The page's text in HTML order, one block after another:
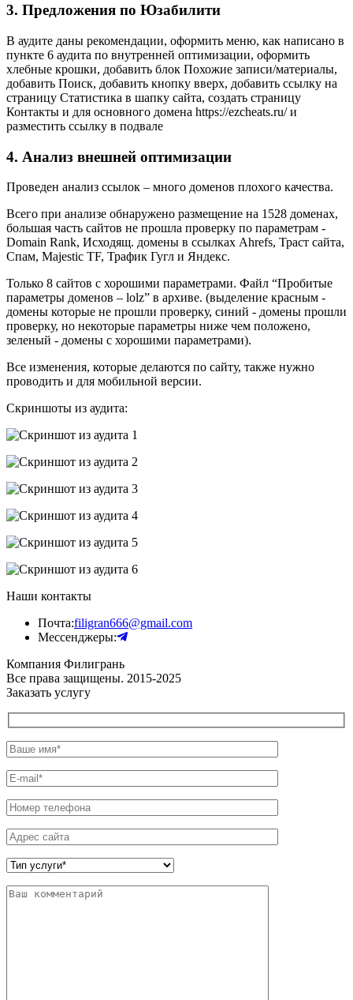
3. Предложения по Юзабилити
В аудите даны рекомендации, оформить меню, как написано в
пункте 6 аудита по внутренней оптимизации, оформить
хлебные крошки, добавить блок Похожие записи/материалы,
добавить Поиск, добавить кнопку вверх, добавить ссылку на
страницу Статистика в шапку сайта, создать страницу
Контакты и для основного домена https://ezcheats.ru/ и
разместить ссылку в подвале
4. Анализ внешней оптимизации
Проведен анализ ссылок – много доменов плохого качества.
Всего при анализе обнаружено размещение на 1528 доменах,
большая часть сайтов не прошла проверку по параметрам -
Domain Rank, Исходящ. домены в ссылках Ahrefs, Траст сайта,
Спам, Majestic TF, Трафик Гугл и Яндекс.
Только 8 сайтов с хорошими параметрами. Файл “Пробитые
параметры доменов – lolz” в архиве. (выделение красным -
домены которые не прошли проверку, синий - домены прошли
проверку, но некоторые параметры ниже чем положено,
зеленый - домены с хорошими параметрами).
Все изменения, которые делаются по сайту, также нужно
проводить и для мобильной версии.
Скриншоты из аудита:
Наши контакты
Почта:filigran666@gmail.com
Мессенджеры:
Компания Филигрань
Все права защищены. 2015-2025
Заказать услугу